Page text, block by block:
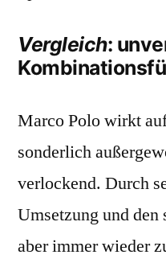
Vergleich:
Marco Polo wirkt
sonderlich
verlockend. Durch
Umsetzung und
aber immer wieder